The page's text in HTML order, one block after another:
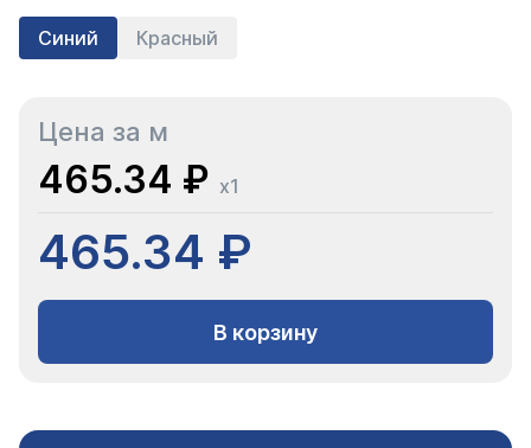
Синий Красный
Цена за м
465.34 ₽ x1
465.34 ₽
В корзину